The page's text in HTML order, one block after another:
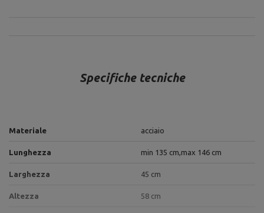
Specifiche tecniche
Materiale acciaio
Lunghezza min 135 cm,max 146 cm
Larghezza 45 cm
Altezza 58 cm